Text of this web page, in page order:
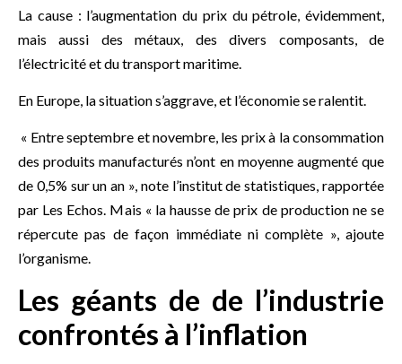
La cause : l’augmentation du prix du pétrole, évidemment,
mais aussi des métaux, des divers composants, de
l’électricité et du transport maritime.
En Europe, la situation s’aggrave, et l’économie se ralentit.
« Entre septembre et novembre, les prix à la consommation
des produits manufacturés n’ont en moyenne augmenté que
de 0,5% sur un an », note l’institut de statistiques, rapportée
par Les Echos. Mais « la hausse de prix de production ne se
répercute pas de façon immédiate ni complète », ajoute
l’organisme.
Les géants de de l’industrie
confrontés à l’inflation